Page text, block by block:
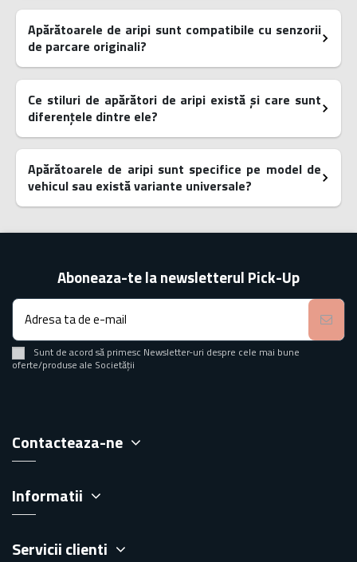
Apărătoarele de aripi sunt compatibile cu senzorii
de parcare originali?
Ce stiluri de apărători de aripi există și care sunt
diferențele dintre ele?
Apărătoarele de aripi sunt specifice pe model de
vehicul sau există variante universale?
Aboneaza-te la newsletterul Pick-Up
Sunt de acord să primesc Newsletter-uri despre cele mai bune
oferte/produse ale Societății
Contacteaza-ne
Informatii
Servicii clienti